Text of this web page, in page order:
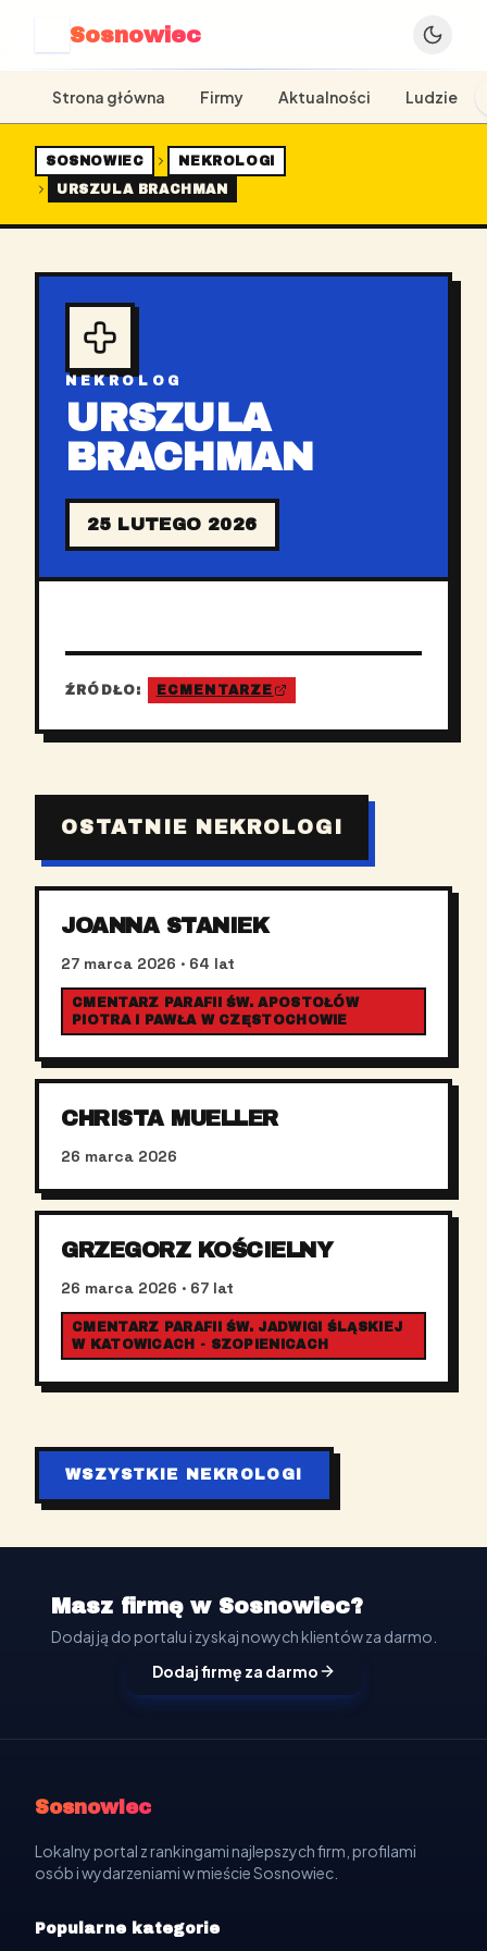
Sosnowiec
Strona główna Firmy Aktualności Ludzie
SOSNOWIEC
NEKROLOGI
URSZULA BRACHMAN
NEKROLOG
URSZULA
BRACHMAN
25 LUTEGO 2026
ŹRÓDŁO: ECMENTARZE
OSTATNIE NEKROLOGI
JOANNA STANIEK
27 marca 2026 · 64 lat
CMENTARZ PARAFII ŚW. APOSTOŁÓW
PIOTRA I PAWŁA W CZĘSTOCHOWIE
CHRISTA MUELLER
26 marca 2026
GRZEGORZ KOŚCIELNY
26 marca 2026 · 67 lat
CMENTARZ PARAFII ŚW. JADWIGI ŚLĄSKIEJ
W KATOWICACH - SZOPIENICACH
WSZYSTKIE NEKROLOGI
Masz firmę w Sosnowiec?
Dodaj ją do portalu i zyskaj nowych klientów za darmo.
Dodaj firmę za darmo
Sosnowiec
Lokalny portal z rankingami najlepszych firm, profilami
osób i wydarzeniami w mieście Sosnowiec.
Popularne kategorie